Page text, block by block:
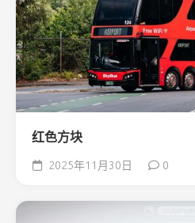
红色方块
2025年11月30日 0